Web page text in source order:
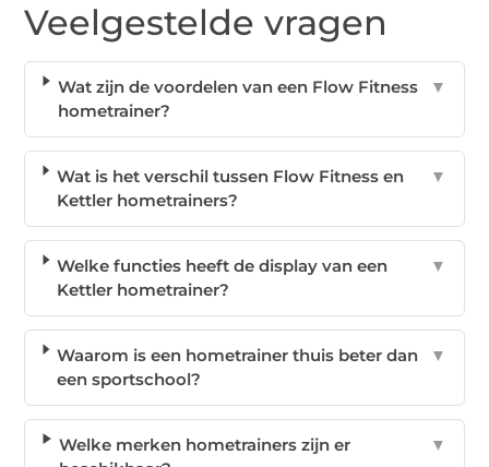
Veelgestelde vragen
Wat zijn de voordelen van een Flow Fitness
hometrainer?
▼
Wat is het verschil tussen Flow Fitness en
Kettler hometrainers?
▼
Welke functies heeft de display van een
Kettler hometrainer?
▼
Waarom is een hometrainer thuis beter dan
een sportschool?
▼
Welke merken hometrainers zijn er
▼